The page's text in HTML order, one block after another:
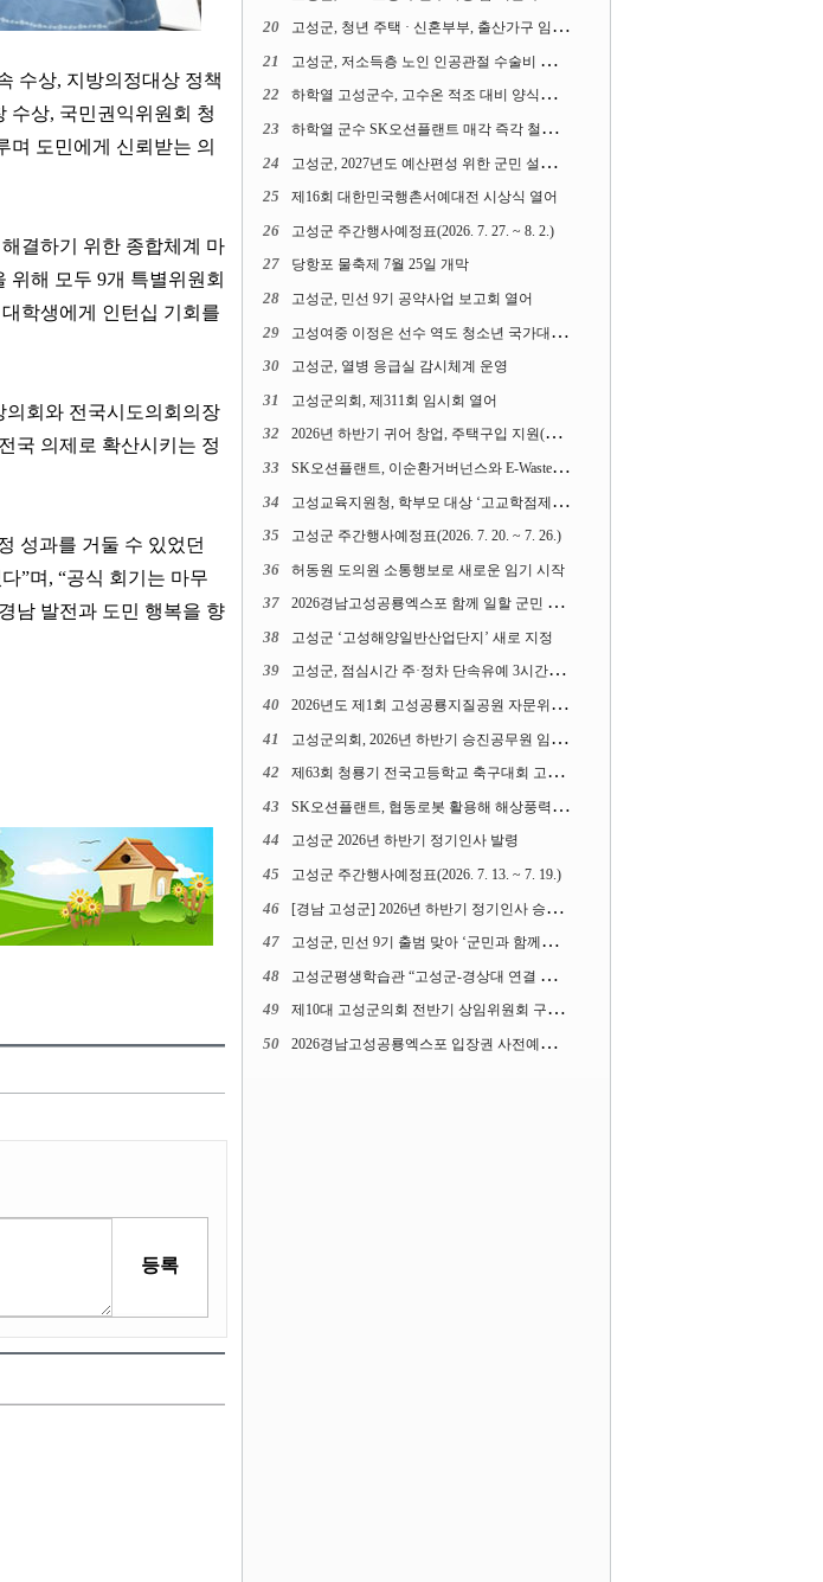
수상, 지방의정대상 정책
수상, 국민권익위원회 청
며 도민에게 신뢰받는 의
결하기 위한 종합체계 마
위해 모두 9개 특별위원회
대학생에게 인턴십 기회를
의회와 전국시도의회의장
국 의제로 확산시키는 정
성과를 거둘 수 있었던
”며 , “공식 회기는 마무
남 발전과 도민 행복을 향
20 고성군, 청년 주택 · 신혼부부, 출산가구 임차보증금 대출이자 지원사업 시행
21 고성군, 저소득층 노인 인공관절 수술비 지원사업 계속 추진
22 하학열 고성군수, 고수온 적조 대비 양식장 현장점검
23 하학열 군수 SK오션플랜트 매각 즉각 철회 촉구 기자회견 열어
24 고성군, 2027년도 예산편성 위한 군민 설문조사 실시
25 제16회 대한민국행촌서예대전 시상식 열어
26 고성군 주간행사예정표(2026. 7. 27. ~ 8. 2.)
27 당항포 물축제 7월 25일 개막
28 고성군, 민선 9기 공약사업 보고회 열어
29 고성여중 이정은 선수 역도 청소년 국가대표에 뽑혀
30 고성군, 열병 응급실 감시체계 운영
31 고성군의회, 제311회 임시회 열어
32 2026년 하반기 귀어 창업, 주택구입 지원(융자) 사업대상자 모집
33 SK오션플랜트, 이순환거버넌스와 E-Waste Zero 업무협약
34 고성교육지원청, 학부모 대상 ‘고교학점제와 대입제도 설명회’ 열어
35 고성군 주간행사예정표(2026. 7. 20. ~ 7. 26.)
36 허동원 도의원 소통행보로 새로운 임기 시작
37 2026경남고성공룡엑스포 함께 일할 군민 모집
38 고성군 ‘고성해양일반산업단지’ 새로 지정
39 고성군, 점심시간 주·정차 단속유예 3시간으로 확대
40 2026년도 제1회 고성공룡지질공원 자문위원회 열어
41 고성군의회, 2026년 하반기 승진공무원 임용장 수여
42 제63회 청룡기 전국고등학교 축구대회 고성서 열린다
43 SK오션플랜트, 협동로봇 활용해 해상풍력 생산 혁신 속도 낸다
44 고성군 2026년 하반기 정기인사 발령
45 고성군 주간행사예정표(2026. 7. 13. ~ 7. 19.)
46 [경남 고성군] 2026년 하반기 정기인사 승진심사 결과
47 고성군, 민선 9기 출범 맞아 ‘군민과 함께하는 대전환 소통간담회’ 열어
48 고성군평생학습관 “고성군-경상대 연결 평생교육” 운영
49 제10대 고성군의회 전반기 상임위원회 구성 완료
50 2026경남고성공룡엑스포 입장권 사전예매 시작